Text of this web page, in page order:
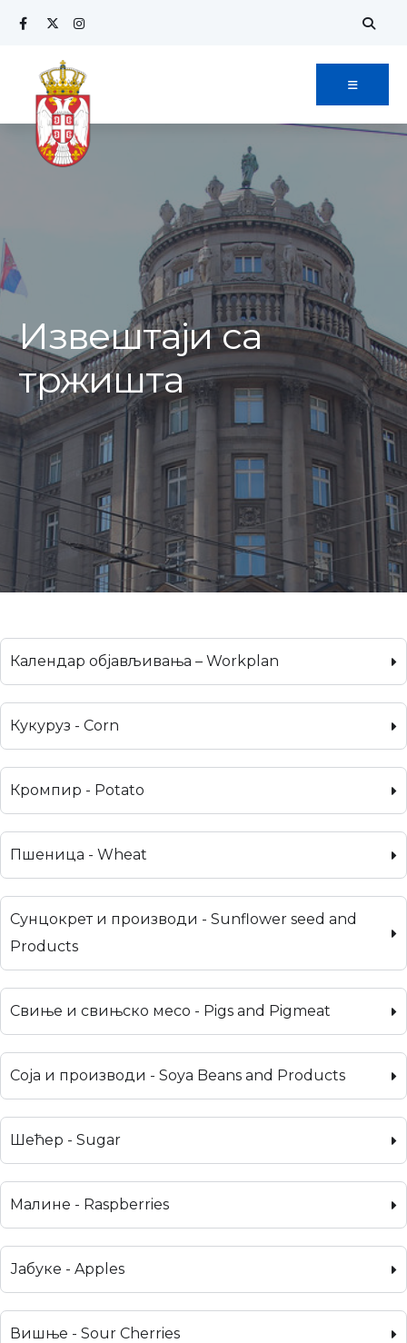
Извештаји са
тржишта
Календар објављивања – Workplan
Кукуруз - Corn
Кромпир - Potato
Пшеница - Wheat
Сунцокрет и производи - Sunflower seed and
Products
Свиње и свињско месо - Pigs and Pigmeat
Соја и производи - Soya Beans and Products
Шећер - Sugar
Малине - Raspberries
Јабуке - Apples
Вишње - Sour Cherries